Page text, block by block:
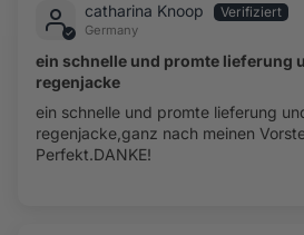
catharina Knoop
Germany
ein schnelle und promte lieferung
regenjacke
ein schnelle und promte lieferung
regenjacke,ganz nach meinen
Perfekt.DANKE!